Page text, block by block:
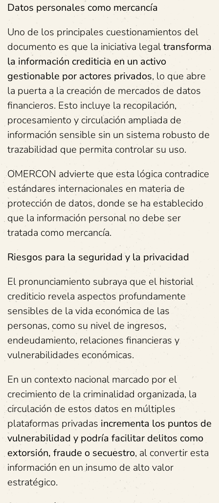
Datos personales como mercancía
Uno de los principales cuestionamientos del
documento es que la iniciativa legaltransforma
la información crediticia en un activo
gestionable por actores privados, lo que abre
la puerta a la creación de mercados de datos
financieros. Esto incluye la recopilación,
procesamiento y circulación ampliada de
información sensible sin un sistema robusto de
trazabilidad que permita controlar su uso.
OMERCON advierte que esta lógica contradice
estándares internacionales en materia de
protección de datos, donde se ha establecido
que la información personal no debe ser
tratada como mercancía.
Riesgos para la seguridad y la privacidad
El pronunciamiento subraya que el historial
crediticio revela aspectos profundamente
sensibles de la vida económica de las
personas, como su nivel de ingresos,
endeudamiento, relaciones financieras y
vulnerabilidades económicas.
En un contexto nacional marcado por el
crecimiento de la criminalidad organizada, la
circulación de estos datos en múltiples
plataformas privadas incrementa los puntos de
vulnerabilidad y podría facilitar delitos como
extorsión, fraude o secuestro, al convertir esta
información en un insumo de alto valor
estratégico.